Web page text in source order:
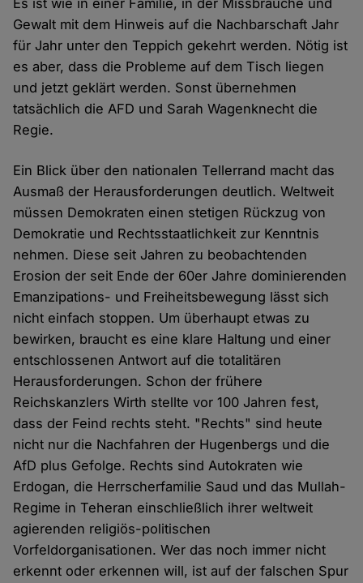
Es ist wie in einer Familie, in der Missbräuche und
Gewalt mit dem Hinweis auf die Nachbarschaft Jahr
für Jahr unter den Teppich gekehrt werden. Nötig ist
es aber, dass die Probleme auf dem Tisch liegen
und jetzt geklärt werden. Sonst übernehmen
tatsächlich die AFD und Sarah Wagenknecht die
Regie.
Ein Blick über den nationalen Tellerrand macht das
Ausmaß der Herausforderungen deutlich. Weltweit
müssen Demokraten einen stetigen Rückzug von
Demokratie und Rechtsstaatlichkeit zur Kenntnis
nehmen. Diese seit Jahren zu beobachtenden
Erosion der seit Ende der 60er Jahre dominierenden
Emanzipations- und Freiheitsbewegung lässt sich
nicht einfach stoppen. Um überhaupt etwas zu
bewirken, braucht es eine klare Haltung und einer
entschlossenen Antwort auf die totalitären
Herausforderungen. Schon der frühere
Reichskanzlers Wirth stellte vor 100 Jahren fest,
dass der Feind rechts steht. "Rechts" sind heute
nicht nur die Nachfahren der Hugenbergs und die
AfD plus Gefolge. Rechts sind Autokraten wie
Erdogan, die Herrscherfamilie Saud und das Mullah-
Regime in Teheran einschließlich ihrer weltweit
agierenden religiös-politischen
Vorfeldorganisationen. Wer das noch immer nicht
erkennt oder erkennen will, ist auf der falschen Spur